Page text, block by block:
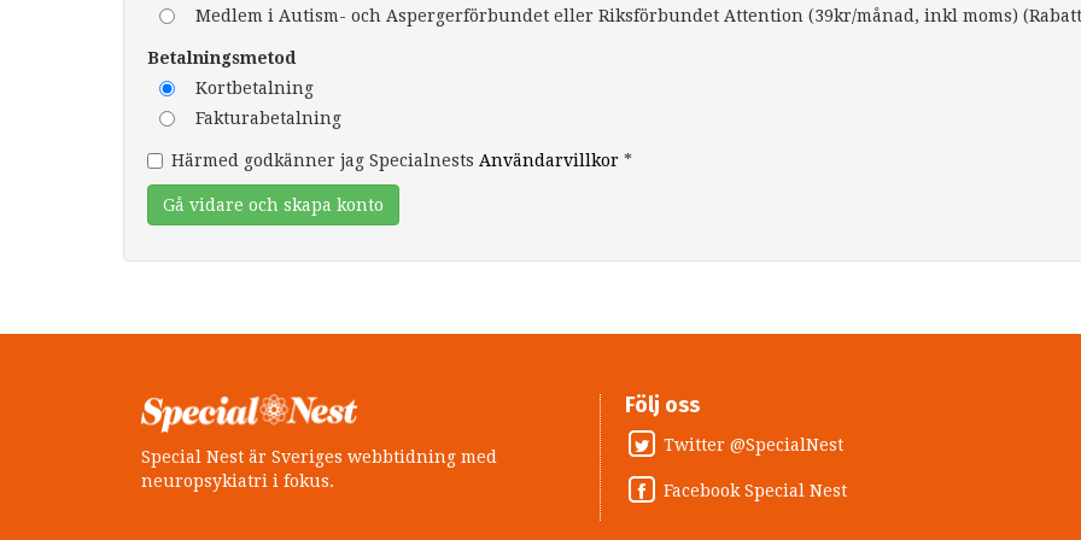
Medlem i Autism- och Aspergerförbundet eller Riksförbundet Attention (39kr/månad, inkl moms)
Betalningsmetod
Kortbetalning
Fakturabetalning
Härmed godkänner jag Specialnests Användarvillkor *
Gå vidare och skapa konto
Special Nest är Sveriges webbtidning med
neuropsykiatri i fokus.
Följ oss
Twitter @SpecialNest
Facebook Special Nest